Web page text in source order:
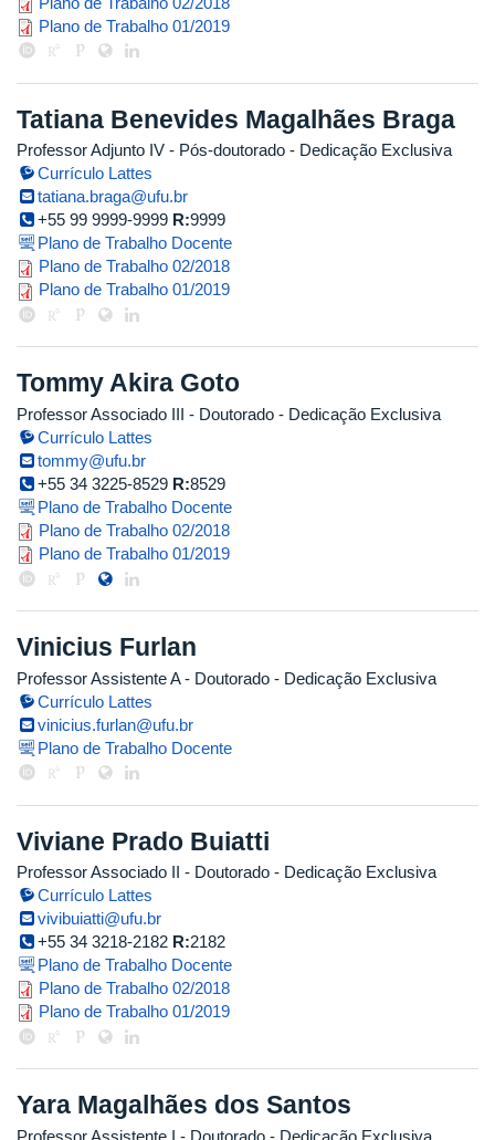
silvia_2019_1.pdf
Plano de Trabalho 01/2019
Tatiana Benevides Magalhães Braga
Professor Adjunto IV - Pós-doutorado - Dedicação Exclusiva
Currículo Lattes
tatiana.braga@ufu.br
+55 99 9999-9999 R:9999
Plano de Trabalho Docente
tatiana_2018_2.pdf
Plano de Trabalho 02/2018
tatiana_2019_1.pdf
Plano de Trabalho 01/2019
Tommy Akira Goto
Professor Associado III - Doutorado - Dedicação Exclusiva
Currículo Lattes
tommy@ufu.br
+55 34 3225-8529 R:8529
Plano de Trabalho Docente
tommy_2018_2.pdf
Plano de Trabalho 02/2018
tommy_2019_1.pdf
Plano de Trabalho 01/2019
Vinicius Furlan
Professor Assistente A- Doutorado - Dedicação Exclusiva
Currículo Lattes
vinicius.furlan@ufu.br
Plano de Trabalho Docente
Viviane Prado Buiatti
Professor Associado II - Doutorado - Dedicação Exclusiva
Currículo Lattes
vivibuiatti@ufu.br
+55 34 3218-2182 R:2182
Plano de Trabalho Docente
viviane_2018_2.pdf
Plano de Trabalho 02/2018
viviane_2019_1.pdf
Plano de Trabalho 01/2019
Yara Magalhães dos Santos
Professor Assistente I - Doutorado - Dedicação Exclusiva